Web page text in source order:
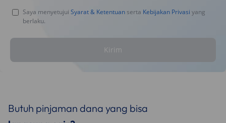
Saya menyetujui Syarat & Ketentuan serta Kebijakan Privasi yang
berlaku.
Kirim
Butuh pinjaman dana yang bisa